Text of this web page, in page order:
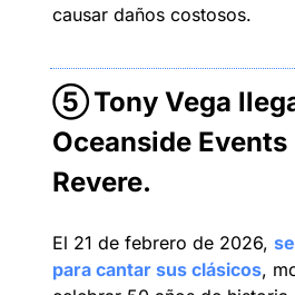
causar daños costosos.
⑤Tony Vega
Oceanside
Revere.
El 21 de febrero de 2026,
para cantar sus clásicos,